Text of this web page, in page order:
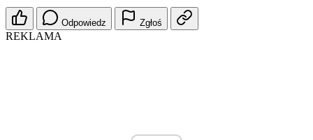
Odpowiedz Zgłoś
REKLAMA